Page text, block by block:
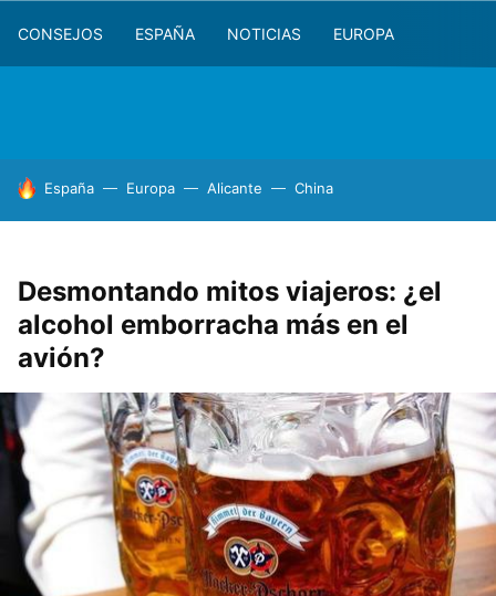
CONSEJOS ESPAÑA NOTICIAS EUROPA
HOY SE HABLA DE
España Europa Alicante China
Desmontando mitos viajeros: ¿el
alcohol emborracha más en el
avión?